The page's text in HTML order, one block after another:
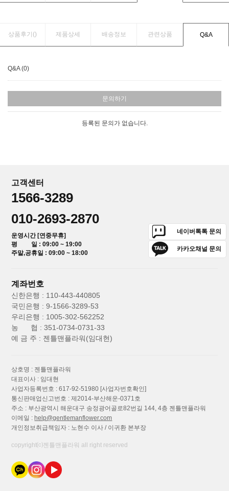
상품후기() 제품상세 배송정보 관련상품 Q&A
Q&A (0)
문의하기
등록된 문의가 없습니다.
고객센터
1566-3289
010-2693-2870
운영시간 [연중무휴]
평 일 : 09:00 ~ 19:00
주말,공휴일 : 09:00 ~ 18:00
네이버톡톡 문의
카카오채널 문의
계좌번호
신한은행 : 110-443-440805
국민은행 : 9-1566-3289-53
우리은행 : 1005-302-562252
농 협 : 351-0734-0731-33
예 금 주 : 젠틀맨플라워(임대현)
상호명 : 젠틀맨플라워
대표이사 : 임대현
사업자등록번호 : 617-92-51980 [사업자번호확인]
통신판매업신고번호 : 제2014-부산해운-0371호
주소 : 부산광역시 해운대구 송정광어골로82번길 144, 4층 젠틀맨플라워
이메일 :help@gentlemanflower.com
개인정보취급책임자 : 노현수 이사 / 이귀환 본부장
copyright⒞젠틀맨플라워 all right reserved